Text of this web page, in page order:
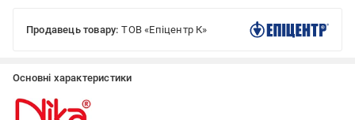
Продавець товару: ТОВ «Епіцентр К»
Основні характеристики